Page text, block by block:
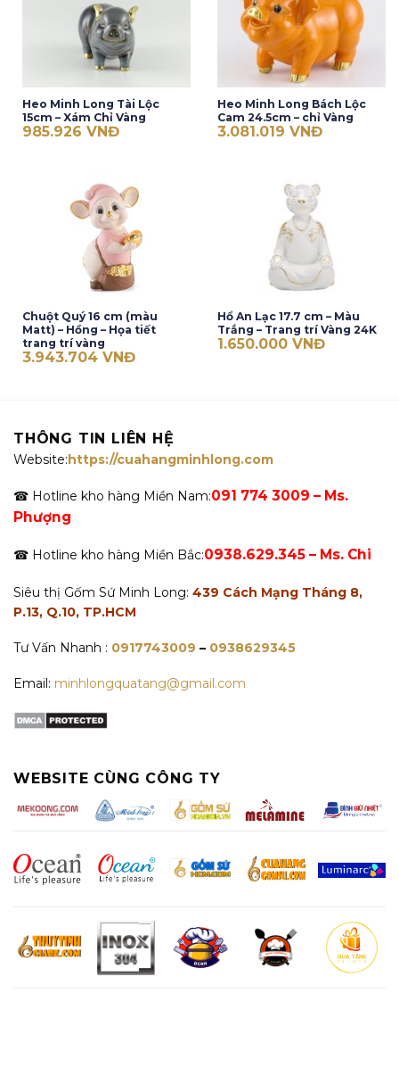
Heo Minh Long Tài Lộc
15cm – Xám Chỉ Vàng
985.926 VNĐ
Heo Minh Long Bách Lộc
Cam 24.5cm – chỉ Vàng
3.081.019 VNĐ
Chuột Quý 16 cm (màu
Matt) – Hồng – Họa tiết
trang trí vàng
3.943.704 VNĐ
Hổ An Lạc 17.7 cm – Màu
Trắng – Trang trí Vàng 24K
1.650.000 VNĐ
THÔNG TIN LIÊN HỆ
Website:https://cuahangminhlong.com
☎ Hotline kho hàng Miền Nam:091 774 3009 – Ms.
Phượng
☎ Hotline kho hàng Miền Bắc:0938.629.345 – Ms. Chi
Siêu thị Gốm Sứ Minh Long: 439 Cách Mạng Tháng 8,
P.13, Q.10, TP.HCM
Tư Vấn Nhanh : 0917743009 – 0938629345
Email: minhlongquatang@gmail.com
WEBSITE CÙNG CÔNG TY